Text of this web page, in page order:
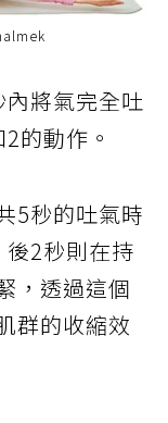
將氣完全吐
的動作。
5秒的吐氣時
2秒則在持
，透過這個
群的收縮效